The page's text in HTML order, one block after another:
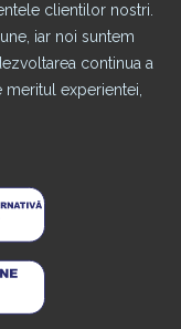
clientilor nostri.
iar noi suntem
continua a
experientei,